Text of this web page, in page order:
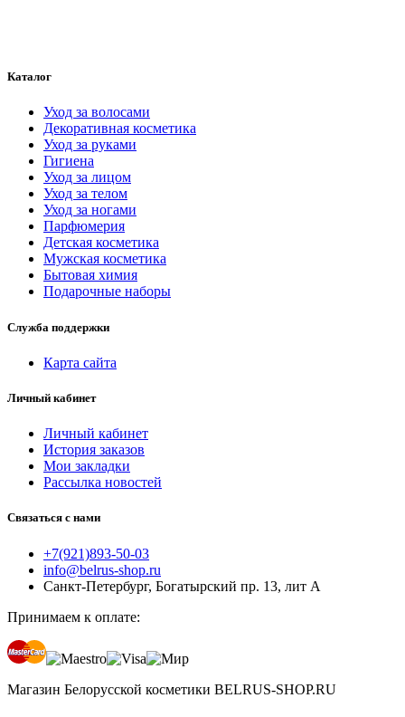
Каталог
Уход за волосами
Декоративная косметика
Уход за руками
Гигиена
Уход за лицом
Уход за телом
Уход за ногами
Парфюмерия
Детская косметика
Мужская косметика
Бытовая химия
Подарочные наборы
Служба поддержки
Карта сайта
Личный кабинет
Личный кабинет
История заказов
Мои закладки
Рассылка новостей
Связаться с нами
+7(921)893-50-03
info@belrus-shop.ru
Санкт-Петербург, Богатырский пр. 13, лит А
Принимаем к оплате:
Магазин Белорусской косметики BELRUS-SHOP.RU